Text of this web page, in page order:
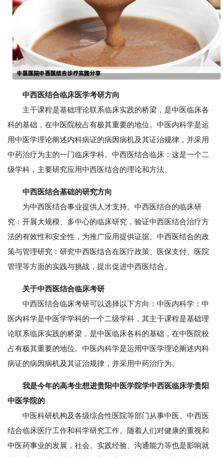
中西医结合临床医学考研方向
主干课程是基础理论联系临床实践的桥梁，是中医临床各
科的基础，在中医院校占有极其重要的地位。中医内科学是运
用中医学理论阐述内科病证的病因病机及其证治规律，并采用
中药治疗为主的一门临床学科。中西医结合临床：这是一个二
级学科，主要研究应用中西医结合的理论和方法。
中西医结合基础的研究方向
为中西医结合事业提供人才支持。中西医结合的临床研
究：开展大规模、多中心的临床研究，验证中西医结合治疗方
法的有效性和安全性，为推广应用提供证据。中西医结合的政
策与管理研究：研究中西医结合在医疗政策、医保支付、医院
管理等方面的实践与挑战，提出促进中西医结合。
关于中西医结合临床考研
中西医结合临床考研可以选择以下方向：中医内科学：中
医内科学是中医学学科的一个二级学科，其主干课程是基础理
论联系临床实践的桥梁，是中医临床各科的基础，在中医院校
占有极其重要的地位。中医内科学是运用中医学理论阐述内科
病证的病因病机及其证治规律，并采用中药治疗为。
我是今年的高考生想进贵阳中医学院学中西医临床学贵阳
中医学院的
中医科研机构及各级综合性医院等部门从事中医、中西医
结合临床医疗工作和科学研究工作。随着人们对健康的重视和
中医药事业的发展，社会。实践经验、沟通能力等也是影响就